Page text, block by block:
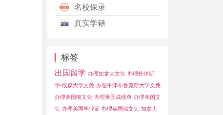
名校保录
真实学籍
标签
出国留学 办理加拿大文凭 办理杜伊斯
堡-埃森大学文凭 办理牛津布鲁克斯大学文凭
办理美国假文凭 办理美国成绩单 办理美国文
凭 办理美国毕业证 办理英国假文凭 加拿大